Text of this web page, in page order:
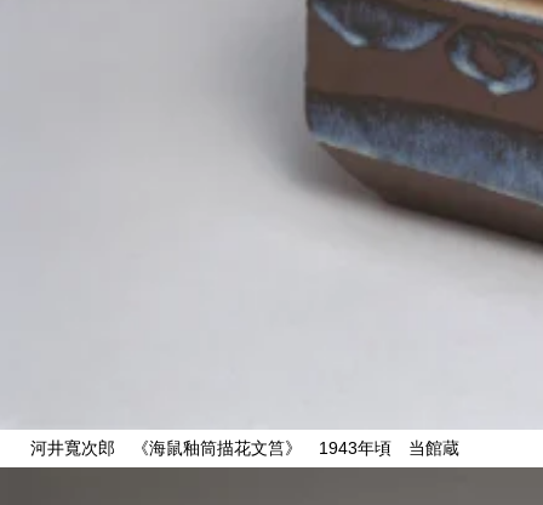
誠光社で選びました。
河井寬次郎 《海鼠釉筒描花文筥》 1943年頃 当館蔵